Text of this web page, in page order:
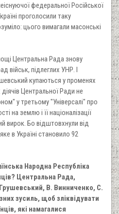
федеральної Російської
проголосили таку
цього вимагали масонські
Центральна Рада знову
військ, підлеглих УНР. І
купаються у променях
діячів Центральної Ради не
у третьому "Універсалі" про
на землю і її націоналізації
вирок. Бо відштовхнули від
в Україні становило 92
Народна Республіка
Центральна Рада,
В. Винниченко, С.
зусиль, щоб зліквідувати
які намагалися